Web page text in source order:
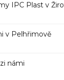
IPC Plast v
v Pelhřimově
námi